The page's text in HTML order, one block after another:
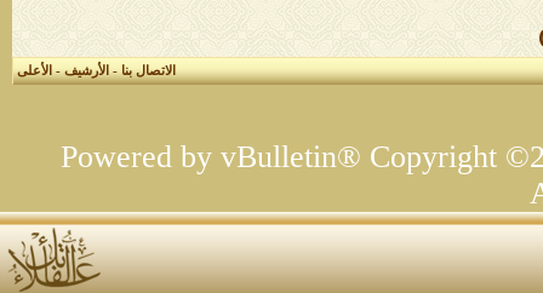
الاتصال بنا-الأرشيف-الأعلى
Powered by vBulletin® Copyright